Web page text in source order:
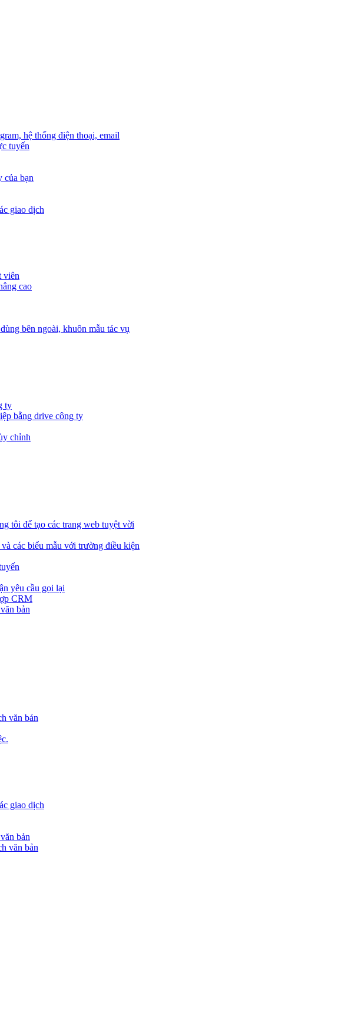
hệ thống điện thoại, email
tuyến
của bạn
giao dịch
viên
cao
bên ngoài, khuôn mẫu tác vụ
ty
bằng drive công ty
chỉnh
tôi để tạo các trang web tuyệt vời
các biểu mẫu với trường điều kiện
yêu cầu gọi lại
CRM
bản
văn bản
giao dịch
bản
văn bản